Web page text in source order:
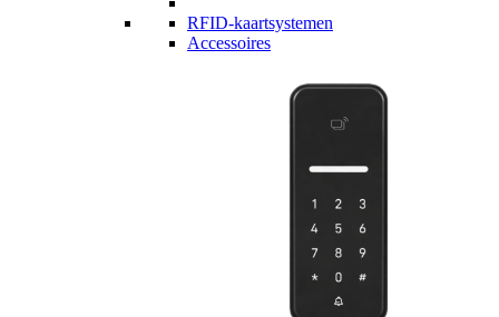
RFID-kaartsystemen
Accessoires